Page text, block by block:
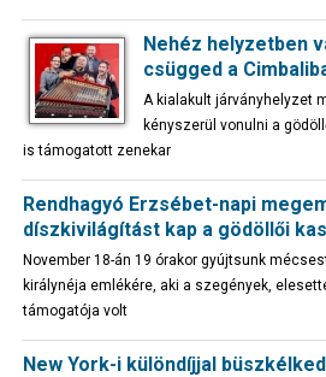
Nehéz helyzetben
csügged a
A kialakult járványhelyzet
kényszerül vonulni a
is támogatott zenekar
Rendhagyó Erzsébet-napi
díszkivilágítást kap a gödöllői
November 18-án 19 órakor gyújtsunk
királynéja emlékére, aki a szegények,
támogatója volt
New York-i különdíjjal